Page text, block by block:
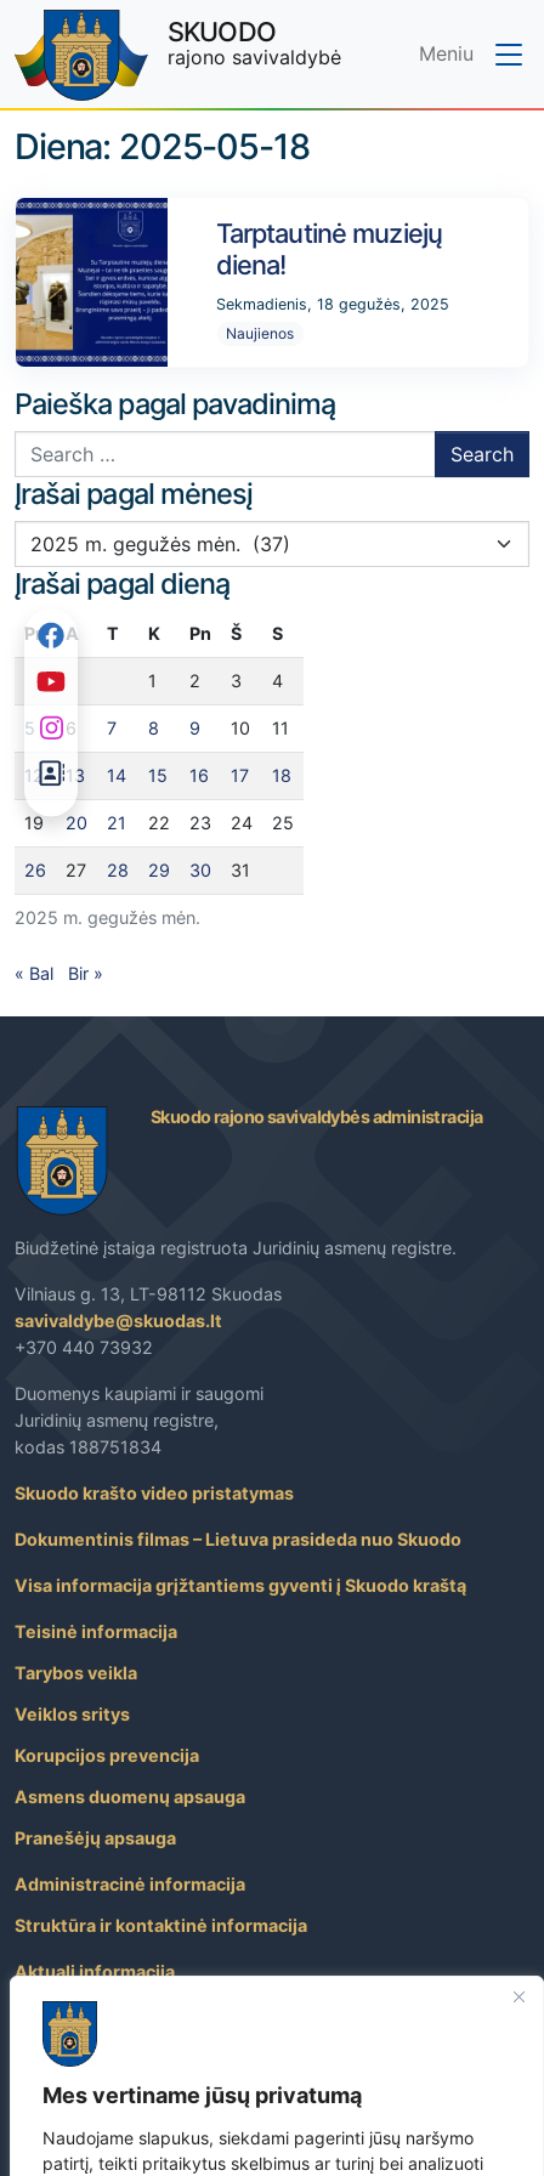
Mes vertiname jūsų privatumą
Naudojame slapukus, siekdami pagerinti jūsų naršymo
patirtį, teikti pritaikytus skelbimus ar turinį bei analizuoti
Skip to main content
SKUODO
rajono savivaldybė Meniu
Diena: 2025-05-18
Tarptautinė muziejų
diena!
Sekmadienis, 18 gegužės, 2025
Naujienos
Paieška pagal pavadinimą
Search for:
Įrašai pagal mėnesį
Įrašai pagal mėnesį
Įrašai pagal dieną
2025 m. gegužės mėn.
Pr A T K Pn Š S
1 2 3 4
5 6 7 8 9 10 11
12 13 14 15 16 17 18
19 20 21 22 23 24 25
26 27 28 29 30 31
« Bal Bir »
Skuodo rajono savivaldybės administracija
Biudžetinė įstaiga registruota Juridinių asmenų registre.
Vilniaus g. 13, LT-98112 Skuodas
savivaldybe@skuodas.lt
+370 440 73932
Duomenys kaupiami ir saugomi
Juridinių asmenų registre,
kodas 188751834
Skuodo krašto video pristatymas
Dokumentinis filmas – Lietuva prasideda nuo Skuodo
Visa informacija grįžtantiems gyventi į Skuodo kraštą
Teisinė informacija
Tarybos veikla
Veiklos sritys
Korupcijos prevencija
Asmens duomenų apsauga
Pranešėjų apsauga
Administracinė informacija
Struktūra ir kontaktinė informacija
Aktuali informacija
Paslaugos
Atviri duomenys
Nuorodos
Dažniausiai užduodami klausimai